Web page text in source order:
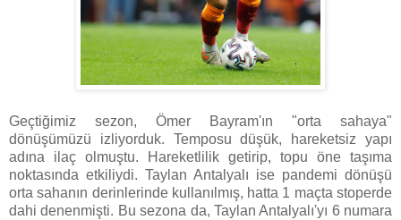
Geçtiğimiz sezon, Ömer Bayram'ın "orta sahaya"
dönüşümüzü izliyorduk. Temposu düşük, hareketsiz yapı
adına ilaç olmuştu. Hareketlilik getirip, topu öne taşıma
noktasında etkiliydi. Taylan Antalyalı ise pandemi dönüşü
orta sahanın derinlerinde kullanılmış, hatta 1 maçta stoperde
dahi denenmişti. Bu sezona da, Taylan Antalyalı'yı 6 numara